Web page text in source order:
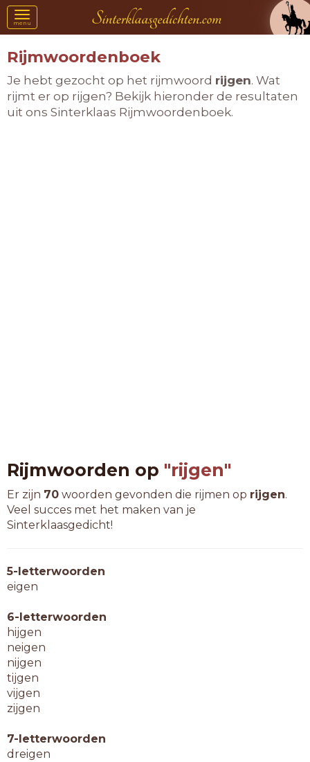
Toggle
navigation
menu
Rijmwoordenboek
Je hebt gezocht op het rijmwoord rijgen. Wat
rijmt er op rijgen? Bekijk hieronder de resultaten
uit ons Sinterklaas Rijmwoordenboek.
Rijmwoorden op "rijgen"
Er zijn 70 woorden gevonden die rijmen op rijgen.
Veel succes met het maken van je
Sinterklaasgedicht!
5-letterwoorden
eigen
6-letterwoorden
hijgen
neigen
nijgen
tijgen
vijgen
zijgen
7-letterwoorden
dreigen